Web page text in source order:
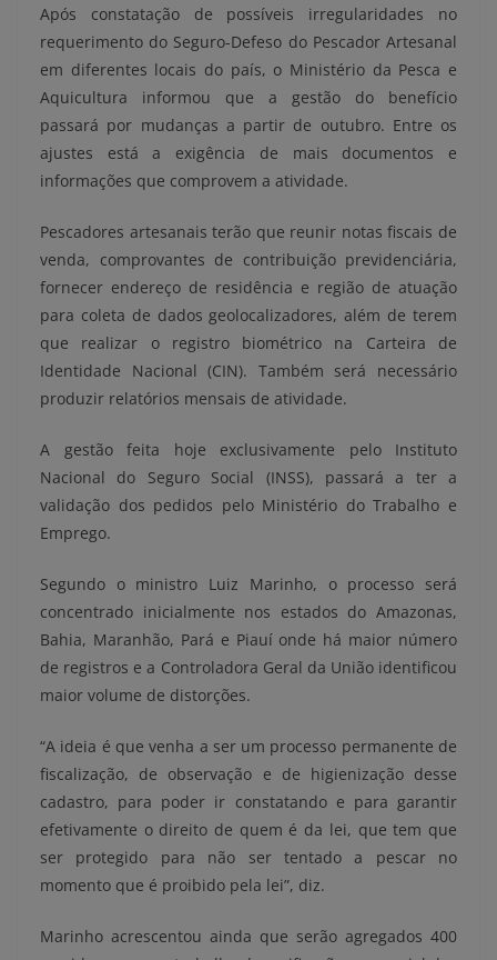
Após constatação de possíveis irregularidades no
requerimento do Seguro-Defeso do Pescador Artesanal
em diferentes locais do país, o Ministério da Pesca e
Aquicultura informou que a gestão do benefício
passará por mudanças a partir de outubro. Entre os
ajustes está a exigência de mais documentos e
informações que comprovem a atividade.
Pescadores artesanais terão que reunir notas fiscais de
venda, comprovantes de contribuição previdenciária,
fornecer endereço de residência e região de atuação
para coleta de dados geolocalizadores, além de terem
que realizar o registro biométrico na Carteira de
Identidade Nacional (CIN). Também será necessário
produzir relatórios mensais de atividade.
A gestão feita hoje exclusivamente pelo Instituto
Nacional do Seguro Social (INSS), passará a ter a
validação dos pedidos pelo Ministério do Trabalho e
Emprego.
Segundo o ministro Luiz Marinho, o processo será
concentrado inicialmente nos estados do Amazonas,
Bahia, Maranhão, Pará e Piauí onde há maior número
de registros e a Controladora Geral da União identificou
maior volume de distorções.
“A ideia é que venha a ser um processo permanente de
fiscalização, de observação e de higienização desse
cadastro, para poder ir constatando e para garantir
efetivamente o direito de quem é da lei, que tem que
ser protegido para não ser tentado a pescar no
momento que é proibido pela lei”, diz.
Marinho acrescentou ainda que serão agregados 400